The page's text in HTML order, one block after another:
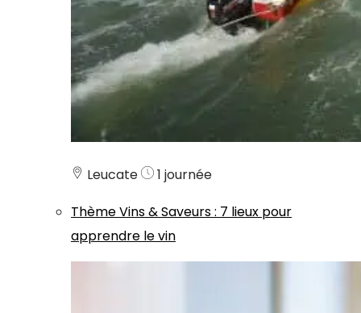
Leucate
1 journée
ThèmeVins & Saveurs: 7 lieux pour
apprendre le vin